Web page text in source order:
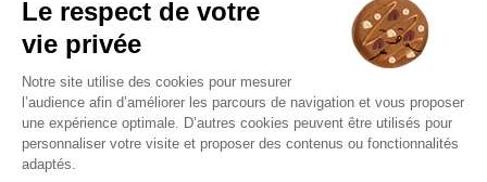
CLARYA Optique & Audition